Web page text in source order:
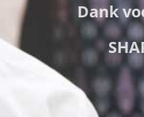
Dank